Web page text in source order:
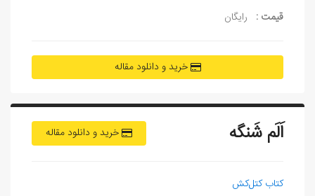
قیمت : رایگان
خرید و دانلود مقاله
خرید و دانلود مقاله اَلَم شَنگه
کتاب کتل‌کش